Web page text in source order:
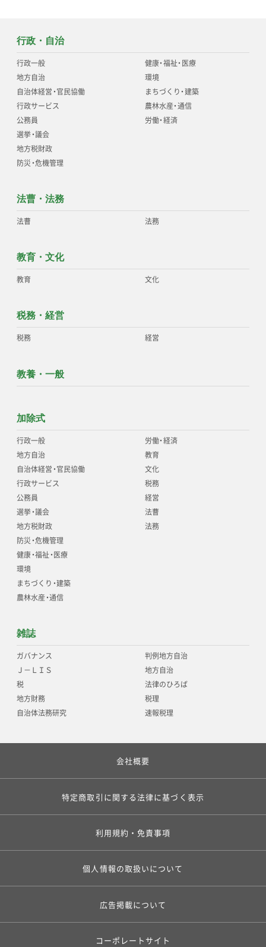
行政・自治
行政一般
地方自治
自治体経営・官民協働
行政サービス
公務員
選挙・議会
地方税財政
防災・危機管理
健康・福祉・医療
環境
まちづくり・建築
農林水産・通信
労働・経済
法曹・法務
法曹 法務
教育・文化
教育 文化
税務・経営
税務 経営
教養・一般
加除式
行政一般
地方自治
自治体経営・官民協働
行政サービス
公務員
選挙・議会
地方税財政
防災・危機管理
健康・福祉・医療
環境
まちづくり・建築
農林水産・通信
労働・経済
教育
文化
税務
経営
法曹
法務
雑誌
ガバナンス
Ｊ－ＬＩＳ
税
地方財務
自治体法務研究
判例地方自治
地方自治
法律のひろば
税理
速報税理
会社概要
特定商取引に関する法律に基づく表示
利用規約・免責事項
個人情報の取扱いについて
広告掲載について
コーポレートサイト